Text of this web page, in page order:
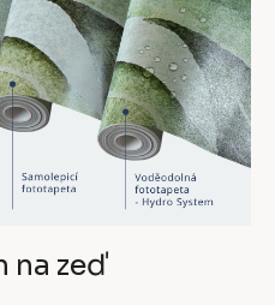
na zeď